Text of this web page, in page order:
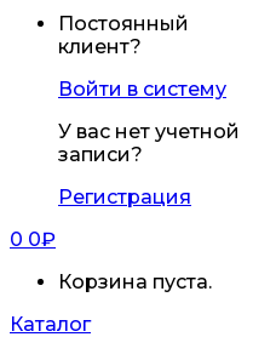
Постоянный
клиент?
Войти в систему
У вас нет учетной
записи?
Регистрация
0 0₽
Корзина пуста.
Каталог